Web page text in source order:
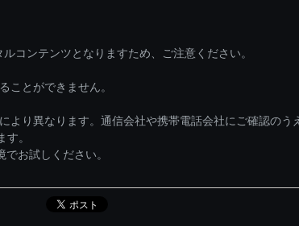
コンテンツとなりますため、ご注意ください。
ことができません。
り異なります。通信会社や携帯電話会社にご確認のう
。
お試しください。